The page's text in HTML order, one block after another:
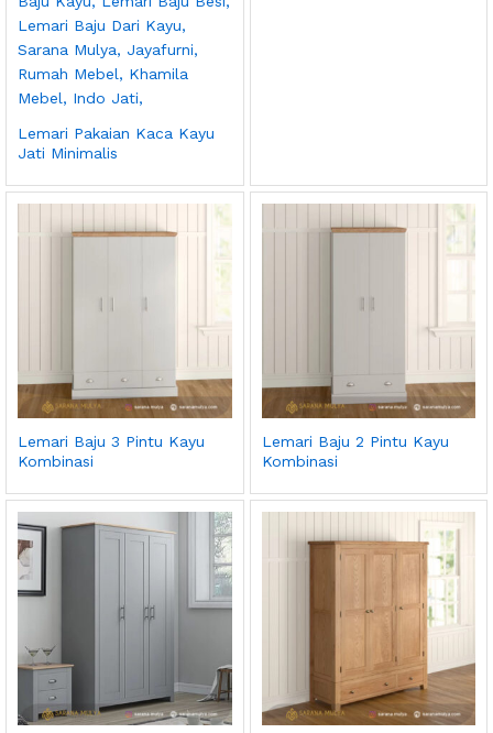
Lemari Pakaian Kaca Kayu
Jati Minimalis
Lemari Baju 3 Pintu Kayu
Kombinasi
Lemari Baju 2 Pintu Kayu
Kombinasi